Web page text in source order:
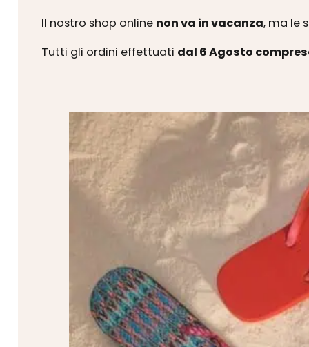
Il nostro shop online non va in vacanza, ma le
Tutti gli ordini effettuati dal 6 Agosto